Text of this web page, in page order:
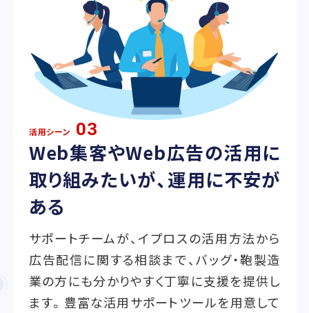
活用シーン 03
Web集客やWeb広告の活用に
取り組みたいが、運用に不安が
ある
サポートチームが、イプロスの活用方法から
広告配信に関する相談まで、バッグ・鞄製造
業の方にも分かりやすく丁寧に支援を提供し
ます。豊富な活用サポートツールを用意して